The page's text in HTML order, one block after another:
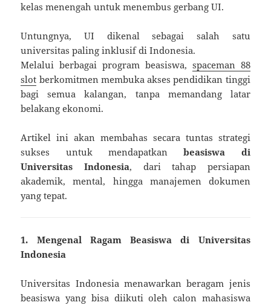
kelas menengah untuk menembus gerbang UI.
Untungnya, UI dikenal sebagai salah satu
universitas paling inklusif di Indonesia.
Melalui berbagai program beasiswa, spaceman 88
slot berkomitmen membuka akses pendidikan tinggi
bagi semua kalangan, tanpa memandang latar
belakang ekonomi.
Artikel ini akan membahas secara tuntas strategi
sukses untuk mendapatkanbeasiswa di
Universitas Indonesia, dari tahap persiapan
akademik, mental, hingga manajemen dokumen
yang tepat.
1. Mengenal Ragam Beasiswa di Universitas
Indonesia
Universitas Indonesia menawarkan beragam jenis
beasiswa yang bisa diikuti oleh calon mahasiswa